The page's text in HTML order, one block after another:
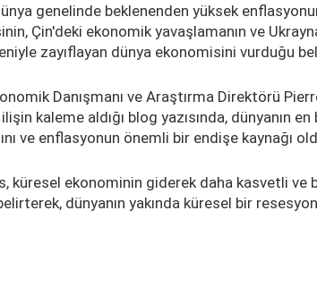
genelinde beklenenden yüksek
Çin'deki ekonomik yavaşlamanın ve
zayıflayan dünya ekonomisini vurduğu
Danışmanı ve Araştırma Direktörü
kaleme aldığı blog yazısında, dünyanın
ve enflasyonun önemli bir endişe kaynağı
küresel ekonominin giderek daha kasvetli ve
dünyanın yakında küresel bir